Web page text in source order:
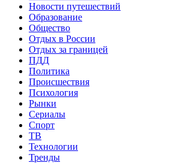
Новости путешествий
Образование
Общество
Отдых в России
Отдых за границей
ПДД
Политика
Происшествия
Психология
Рынки
Сериалы
Спорт
ТВ
Технологии
Тренды